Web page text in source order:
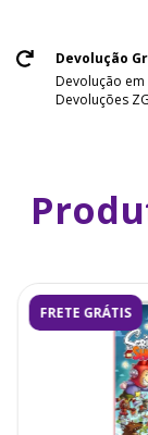
Devolução
Devolução em
Devoluções
FRETE GRÁTIS